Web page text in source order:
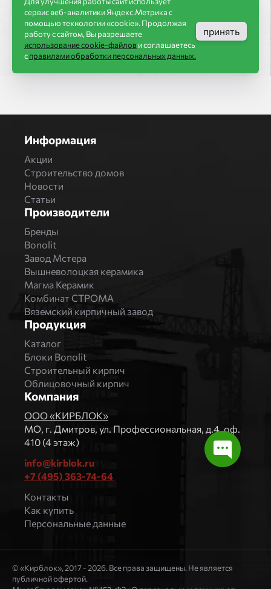
Информация
Акции
Строительство домов
Новости
Статьи
Производители
Бренды
Bonolit
Завод Мстера
Вышневолоцкая керамика
Магма Керамик
Комбинат СТРОМА
Вяземский кирпичный завод
Продукция
Каталог
Блоки Bonolit
Строительный кирпич
Облицовочный кирпич
Компания
ООО «КИРБЛОК»
МO, г. Дмитров, ул. Профессиональная, д.4, оф.
410 (4 этаж)
info@kirblok.ru
+7 (495) 363-74-64
Контакты
Как купить
Персональные данные
© «Кирблок», 2017 - 2026. Все права защищены. Не является
публичной офертой.
сервис веб-аналитики Яндекс.Метрика с
помощью технологии «cookie». Продолжая
работу с сайтом, Вы разрешаете
использование cookie-файлови соглашаетесь
справилами обработки персональных данных.
принять